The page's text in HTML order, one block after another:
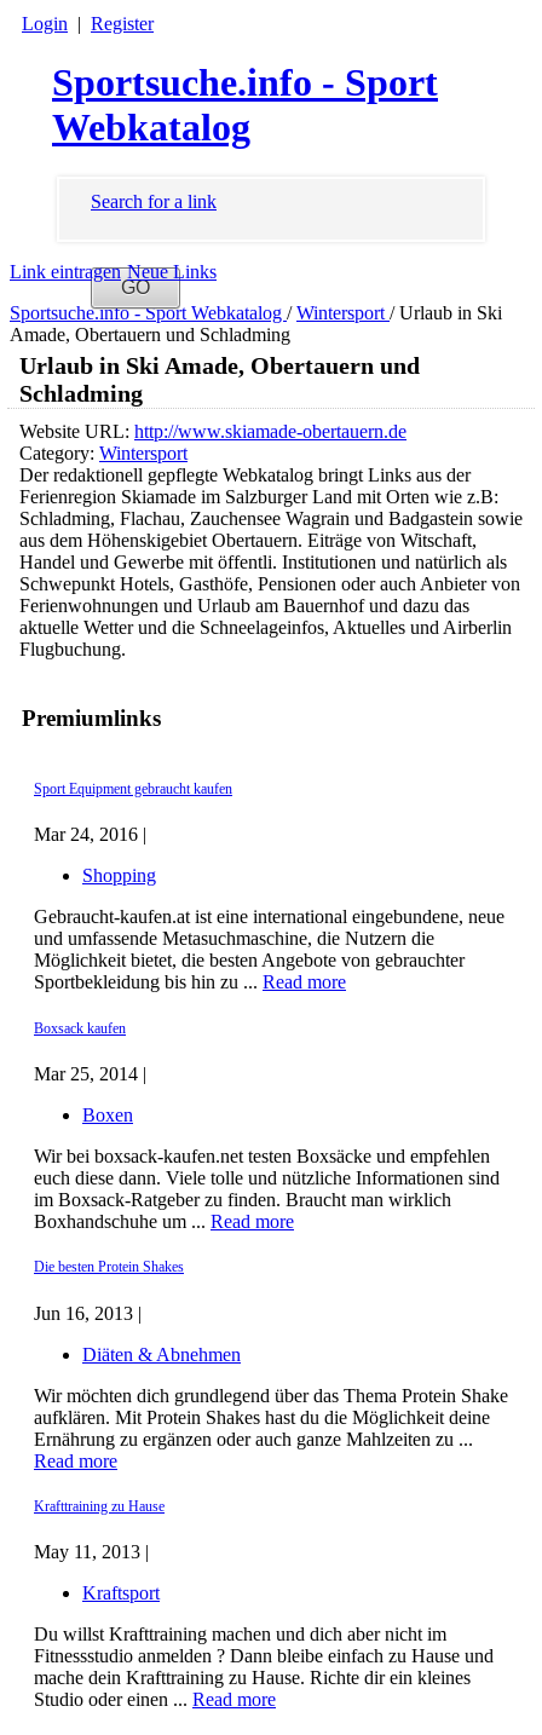
Login | Register
Sportsuche.info - Sport
Webkatalog
Search for a link
Link eintragen Neue Links
Sportsuche.info - Sport Webkatalog / Wintersport/ Urlaub in Ski
Amade, Obertauern und Schladming
Premiumlinks
Sport Equipment gebraucht kaufen
Mar 24, 2016 |
Shopping
Gebraucht-kaufen.at ist eine international eingebundene, neue
und umfassende Metasuchmaschine, die Nutzern die
Möglichkeit bietet, die besten Angebote von gebrauchter
Sportbekleidung bis hin zu ... Read more
Boxsack kaufen
Mar 25, 2014 |
Boxen
Wir bei boxsack-kaufen.net testen Boxsäcke und empfehlen
euch diese dann. Viele tolle und nützliche Informationen sind
im Boxsack-Ratgeber zu finden. Braucht man wirklich
Boxhandschuhe um ... Read more
Die besten Protein Shakes
Jun 16, 2013 |
Diäten & Abnehmen
Wir möchten dich grundlegend über das Thema Protein Shake
aufklären. Mit Protein Shakes hast du die Möglichkeit deine
Ernährung zu ergänzen oder auch ganze Mahlzeiten zu ...
Read more
Krafttraining zu Hause
May 11, 2013 |
Kraftsport
Du willst Krafttraining machen und dich aber nicht im
Fitnessstudio anmelden ? Dann bleibe einfach zu Hause und
mache dein Krafttraining zu Hause. Richte dir ein kleines
Studio oder einen ... Read more
Urlaub in Ski Amade, Obertauern und
Schladming
Website URL: http://www.skiamade-obertauern.de
Category: Wintersport
Der redaktionell gepflegte Webkatalog bringt Links aus der
Ferienregion Skiamade im Salzburger Land mit Orten wie z.B:
Schladming, Flachau, Zauchensee Wagrain und Badgastein sowie
aus dem Höhenskigebiet Obertauern. Eiträge von Witschaft,
Handel und Gewerbe mit öffentli. Institutionen und natürlich als
Schwepunkt Hotels, Gasthöfe, Pensionen oder auch Anbieter von
Ferienwohnungen und Urlaub am Bauernhof und dazu das
aktuelle Wetter und die Schneelageinfos, Aktuelles und Airberlin
Flugbuchung.